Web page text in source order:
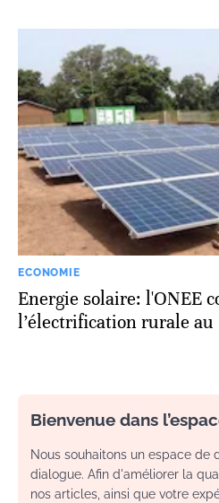
ECONOMIE
Energie solaire: l'ONEE
l’électrification rurale
Bienvenue dans
Nous souhaitons un espace de
dialogue. Afin d'améliorer la
nos articles, ainsi que votre